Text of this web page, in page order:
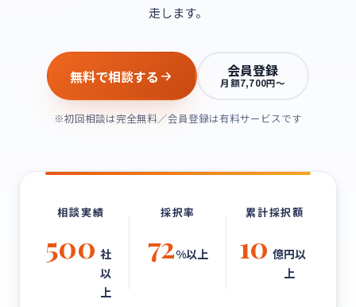
走します。
無料で相談する 会員登録
月額7,700円〜
※初回相談は完全無料／会員登録は有料サービスです
相談実績
500 社
以
上
採択率
72%以上
累計採択額
10 億円以
上